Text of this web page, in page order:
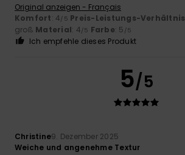
Original anzeigen - Français
Komfort: 4/5 Preis-Leistungs-Verhältnis
groß Material: 4/5 Farbe: 5 /5
Ich empfehle dieses Produkt
5/5
Christine9. Dezember 2025
Weiche und angenehme Textur